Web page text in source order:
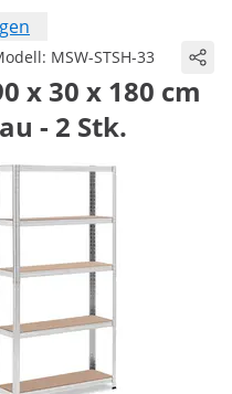
MSW-STSH-33
x 30 x 180 cm
- 2 Stk.